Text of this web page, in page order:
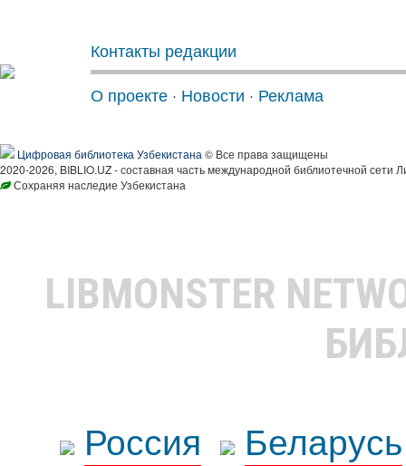
Контакты редакции
О проекте · Новости · Реклама
Цифровая библиотека Узбекистана © Все права защищены
2020-2026, BIBLIO.UZ - составная часть международной библиотечной сети
Сохраняя наследие Узбекистана
LIBMONSTER
Россия
Беларусь